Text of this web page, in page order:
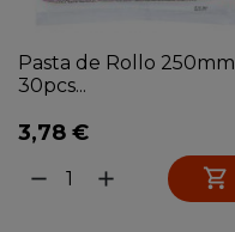
Pasta de Rollo 250mm
30pcs...
3,78 €
remove add 